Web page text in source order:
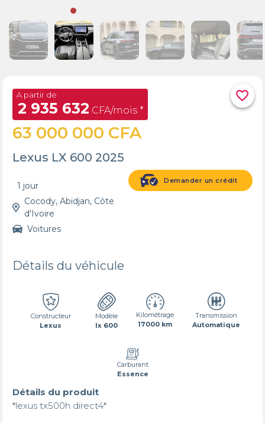
favorite_border
A partir de
2 935 632 CFA/mois *
63 000 000 CFA
Lexus LX 600 2025
Demander un crédit
1 jour
Cocody, Abidjan, Côte
d'Ivoire
Voitures
Détails du véhicule
Constructeur
Lexus
Modèle
lx 600
Kilométrage
17000 km
Transmission
Automatique
Carburant
Essence
Détails du produit
*lexus tx500h direct4*